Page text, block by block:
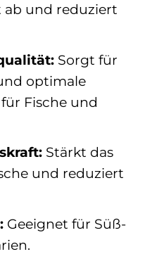
und reduziert
Sorgt für
optimale
Fische und
Stärkt das
und reduziert
Geeignet für Süß-